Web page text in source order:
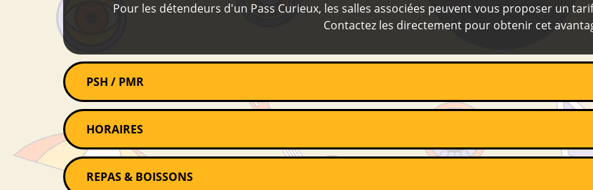
Pour les détendeurs d'un Pass Curieux, les salles associées peuvent vous proposer un
Contactez les directement pour obtenir cet
PSH / PMR
HORAIRES
REPAS & BOISSONS